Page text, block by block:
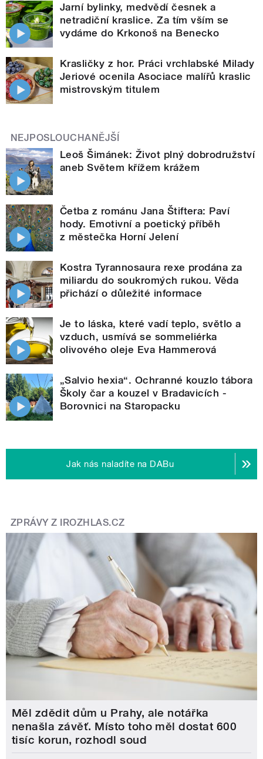
Jarní bylinky, medvědí česnek a
netradiční kraslice. Za tím vším se
vydáme do Krkonoš na Benecko
Krasličky z hor. Práci vrchlabské Milady
Jeriové ocenila Asociace malířů kraslic
mistrovským titulem
NEJPOSLOUCHANĚJŠÍ
Leoš Šimánek: Život plný dobrodružství
aneb Světem křížem krážem
Četba z románu Jana Štiftera: Paví
hody. Emotivní a poetický příběh
z městečka Horní Jelení
Kostra Tyrannosaura rexe prodána za
miliardu do soukromých rukou. Věda
přichází o důležité informace
Je to láska, které vadí teplo, světlo a
vzduch, usmívá se sommeliérka
olivového oleje Eva Hammerová
„Salvio hexia“. Ochranné kouzlo tábora
Školy čar a kouzel v Bradavicích -
Borovnici na Staropacku
Jak nás naladíte na DABu
ZPRÁVY Z IROZHLAS.CZ
Měl zdědit dům u Prahy, ale notářka
nenašla závěť. Místo toho měl dostat 600
tisíc korun, rozhodl soud